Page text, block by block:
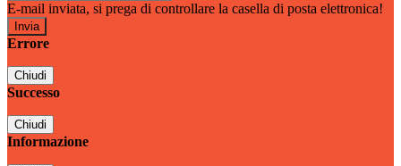
E-mail inviata, si prega di controllare la casella di posta elettronica!
Errore
Chiudi
Successo
Chiudi
Informazione